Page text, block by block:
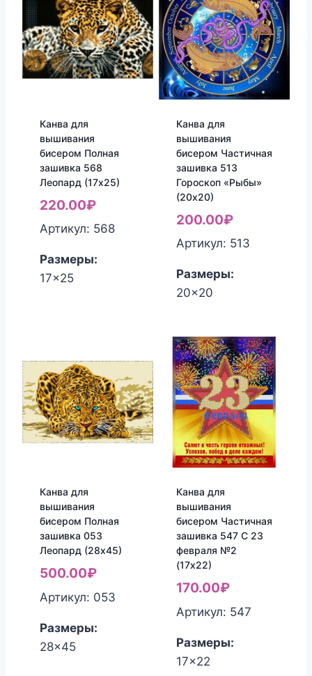
Канва для
вышивания
бисером Полная
зашивка 568
Леопард (17х25)
220.00₽
Артикул: 568
Размеры:
17x25
Канва для
вышивания
бисером Частичная
зашивка 513
Гороскоп «Рыбы»
(20х20)
200.00₽
Артикул: 513
Размеры:
20x20
Канва для
вышивания
бисером Полная
зашивка 053
Леопард (28х45)
500.00₽
Артикул: 053
Размеры:
28x45
Канва для
вышивания
бисером Частичная
зашивка 547 С 23
февраля №2
(17х22)
170.00₽
Артикул: 547
Размеры:
17x22